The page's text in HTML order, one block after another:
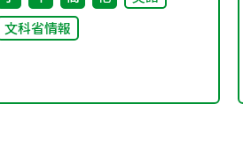
文科省情報